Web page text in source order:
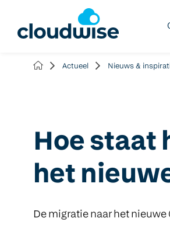
Actueel Nieuws &
Hoe staat
het
De migratie naar het